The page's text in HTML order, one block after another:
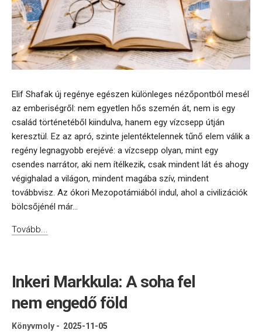
Elif Shafak új regénye egészen különleges nézőpontból mesél
az emberiségről: nem egyetlen hős szemén át, nem is egy
család történetéből kiindulva, hanem egy vízcsepp útján
keresztül. Ez az apró, szinte jelentéktelennek tűnő elem válik a
regény legnagyobb erejévé: a vízcsepp olyan, mint egy
csendes narrátor, aki nem ítélkezik, csak mindent lát és ahogy
végighalad a világon, mindent magába szív, mindent
továbbvisz. Az ókori Mezopotámiából indul, ahol a civilizációk
bölcsőjénél már...
Tovább...
Inkeri Markkula: A soha fel
nem engedő föld
Könyvmoly - 2025-11-05